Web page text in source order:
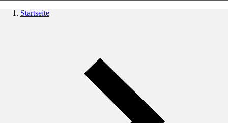
Startseite